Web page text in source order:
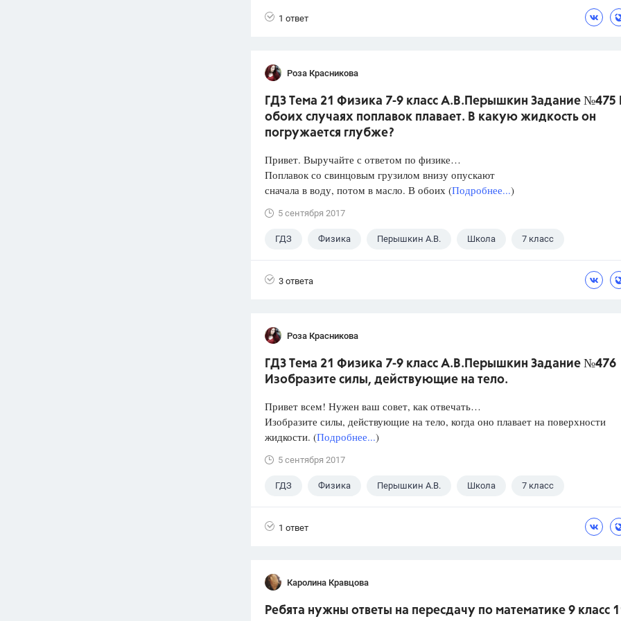
1 ответ
Роза Красникова
ГДЗ Тема 21 Физика 7-9 класс А.В.Перышкин Задание №475
обоих случаях поплавок плавает. В какую жидкость он
погружается глубже?
Привет. Выручайте с ответом по физике…
Поплавок со свинцовым грузилом внизу опускают
сначала в воду, потом в масло. В обоих (Подробнее...)
5 сентября 2017
ГДЗ Физика Перышкин А.В. Школа 7 класс
3 ответа
Роза Красникова
ГДЗ Тема 21 Физика 7-9 класс А.В.Перышкин Задание №476
Изобразите силы, действующие на тело.
Привет всем! Нужен ваш совет, как отвечать…
Изобразите силы, действующие на тело, когда оно плавает на поверхности
жидкости. (Подробнее...)
5 сентября 2017
ГДЗ Физика Перышкин А.В. Школа 7 класс
1 ответ
Каролина Кравцова
Ребята нужны ответы на пересдачу по математике 9 класс